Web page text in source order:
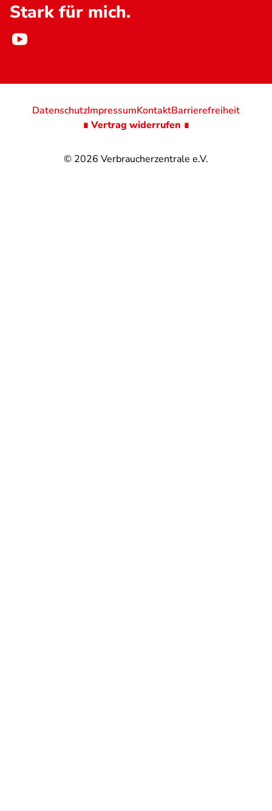
Stark für mich.
© 2026 Verbraucherzentrale e.V.
DatenschutzImpressumKontaktBarrierefreiheit
∎ Vertrag widerrufen ∎